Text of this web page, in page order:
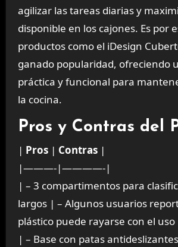
agilizar las tareas diarias y
disponible en los cajones. Es por
productos como el iDesign
ganado popularidad, ofreciendo
práctica y funcional para
la cocina.
Pros y Contras del
| Pros| Contras|
|———-|————-|
| – 3 compartimentos para
largos | – Algunos usuarios
plástico puede rayarse con el uso
| – Base con patas